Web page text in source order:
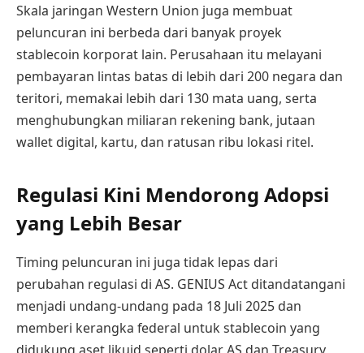
Skala jaringan Western Union juga membuat
peluncuran ini berbeda dari banyak proyek
stablecoin korporat lain. Perusahaan itu melayani
pembayaran lintas batas di lebih dari 200 negara dan
teritori, memakai lebih dari 130 mata uang, serta
menghubungkan miliaran rekening bank, jutaan
wallet digital, kartu, dan ratusan ribu lokasi ritel.
Regulasi Kini Mendorong Adopsi
yang Lebih Besar
Timing peluncuran ini juga tidak lepas dari
perubahan regulasi di AS. GENIUS Act ditandatangani
menjadi undang-undang pada 18 Juli 2025 dan
memberi kerangka federal untuk stablecoin yang